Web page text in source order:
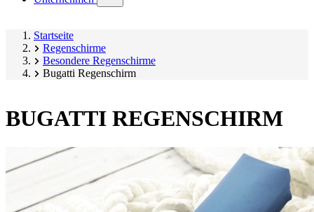
submenu)
Startseite
Regenschirme
Besondere Regenschirme
Bugatti Regenschirm
BUGATTI REGENSCHIRM